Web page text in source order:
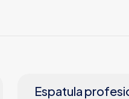
Espatula